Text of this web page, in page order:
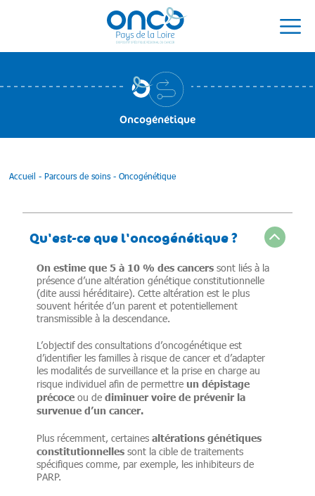
Oncogénétique
Accueil - Parcours de soins- Oncogénétique
Qu'est-ce que l'oncogénétique ?
On estime que 5 à 10 % des cancers sont liés à la
présence d’une altération génétique constitutionnelle
(dite aussi héréditaire). Cette altération est le plus
souvent héritée d’un parent et potentiellement
transmissible à la descendance.
L’objectif des consultations d’oncogénétique est
d’identifier les familles à risque de cancer et d’adapter
les modalités de surveillance et la prise en charge au
risque individuel afin de permettre un dépistage
précoce ou dediminuer voire de prévenir la
survenue d’un cancer.
Plus récemment, certainesaltérations génétiques
constitutionnelles sont la cible de traitements
spécifiques comme, par exemple, les inhibiteurs de
PARP.